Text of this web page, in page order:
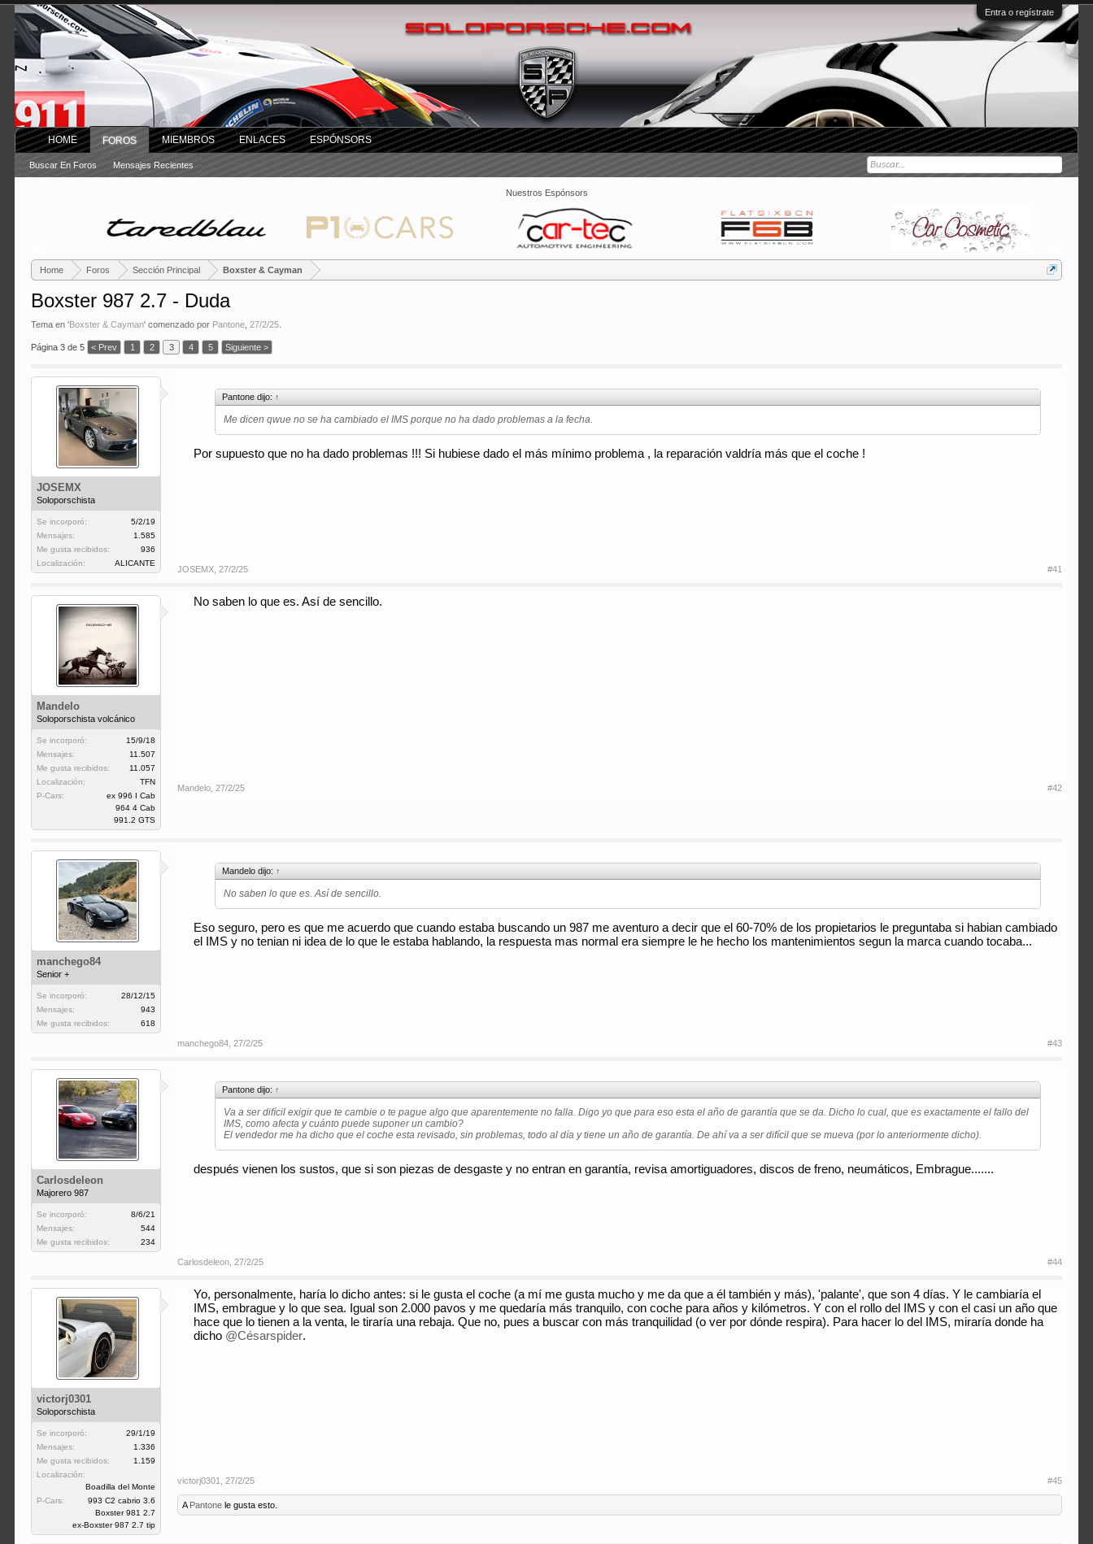
Entra o regístrate
Nuestros Espónsors
Home Foros Sección Principal Boxster & Cayman
Boxster 987 2.7 - Duda
Tema en 'Boxster & Cayman' comenzado por Pantone ,27/2/25
Página 3 de 5 < Prev 1 2 3 4 5 Siguiente >
JOSEMX
Soloporschista
Se incorporó:
5/2/19
Mensajes:
1.585
Me gusta recibidos:
936
Localización:
ALICANTE
Pantone dijo: ↑
Me dicen qwue no se ha cambiado el IMS porque no ha dado problemas a la fecha.
Por supuesto que no ha dado problemas !!! Si hubiese dado el más mínimo problema , la reparación valdría más que el coche !
JOSEMX 27/2/25 #41
Mandelo
Soloporschista volcánico
Se incorporó:
15/9/18
Mensajes:
11.507
Me gusta recibidos:
11.057
Localización:
TFN
P-Cars:
ex 996 I Cab
964 4 Cab
991.2 GTS
No saben lo que es. Así de sencillo.
Mandelo 27/2/25 #42
manchego84
Senior +
Se incorporó:
28/12/15
Mensajes:
943
Me gusta recibidos:
618
Mandelo dijo: ↑
No saben lo que es. Así de sencillo.
Eso seguro, pero es que me acuerdo que cuando estaba buscando un 987 me aventuro a decir que el 60-70% de los propietarios le preguntaba si habian cambiado
el IMS y no tenian ni idea de lo que le estaba hablando, la respuesta mas normal era siempre le he hecho los mantenimientos segun la marca cuando tocaba...
manchego84 27/2/25 #43
Carlosdeleon
Majorero 987
Se incorporó:
8/6/21
Mensajes:
544
Me gusta recibidos:
234
Pantone dijo: ↑
Va a ser difícil exigir que te cambie o te pague algo que aparentemente no falla. Digo yo que para eso esta el año de garantía que se da. Dicho lo cual, que es exactamente el fallo del
IMS, como afecta y cuánto puede suponer un cambio?
El vendedor me ha dicho que el coche esta revisado, sin problemas, todo al día y tiene un año de garantía. De ahí va a ser difícil que se mueva (por lo anteriormente dicho).
después vienen los sustos, que si son piezas de desgaste y no entran en garantía, revisa amortiguadores, discos de freno, neumáticos, Embrague.......
Carlosdeleon 27/2/25 #44
victorj0301
Soloporschista
Se incorporó:
29/1/19
Mensajes:
1.336
Me gusta recibidos:
1.159
Localización:
Boadilla del Monte
P-Cars:
993 C2 cabrio 3.6
Boxster 981 2.7
ex-Boxster 987 2.7 tip
Yo, personalmente, haría lo dicho antes: si le gusta el coche (a mí me gusta mucho y me da que a él también y más), 'palante', que son 4 días. Y le cambiaría el
IMS, embrague y lo que sea. Igual son 2.000 pavos y me quedaría más tranquilo, con coche para años y kilómetros. Y con el rollo del IMS y con el casi un año que
hace que lo tienen a la venta, le tiraría una rebaja. Que no, pues a buscar con más tranquilidad (o ver por dónde respira). Para hacer lo del IMS, miraría donde ha
dicho @Césarspider.
victorj0301 27/2/25 #45
A Pantone le gusta esto.
HOME FOROS
Buscar En Foros Mensajes Recientes
MIEMBROS ENLACES ESPÓNSORS